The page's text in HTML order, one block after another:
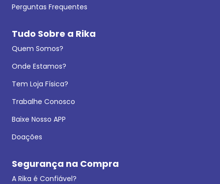
Perguntas Frequentes
Tudo Sobre a Rika
Quem Somos?
Onde Estamos?
Tem Loja Física?
Trabalhe Conosco
Baixe Nosso APP
Doações
Segurança na Compra
A Rika é Confiável?